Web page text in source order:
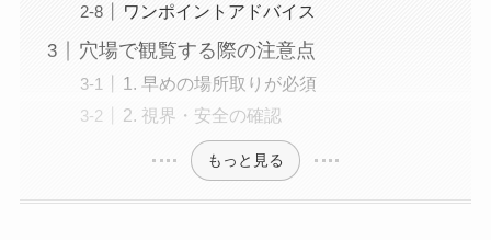
ワンポイントアドバイス
穴場で観覧する際の注意点
1. 早めの場所取りが必須
2. 視界・安全の確認
もっと見る